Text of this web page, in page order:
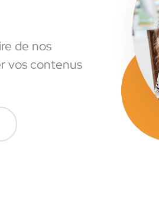
de nos
vos contenus